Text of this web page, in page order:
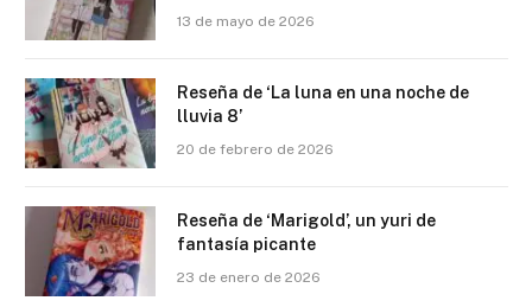
13 de mayo de 2026
Reseña de ‘La luna en una noche de
lluvia 8’
20 de febrero de 2026
Reseña de ‘Marigold’, un yuri de
fantasía picante
23 de enero de 2026